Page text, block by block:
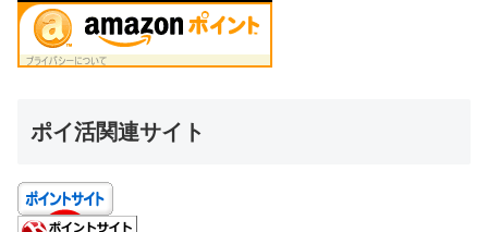
ポイ活関連サイト